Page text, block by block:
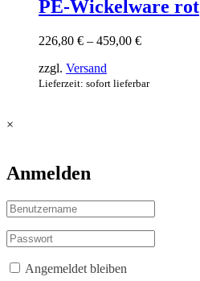
Produktseite
mehrere
können
PE-Wickelware rot
226,80 € – 459,00 €Preisspanne:
459,00 €
zzgl. Versand
Lieferzeit: sofort lieferbar
×
Anmelden
Angemeldet bleiben